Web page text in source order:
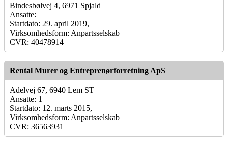
Bindesbølvej 4, 6971 Spjald
Ansatte:
Startdato: 29. april 2019,
Virksomhedsform: Anpartsselskab
CVR: 40478914
Rental Murer og Entreprenørforretning ApS
Adelvej 67, 6940 Lem ST
Ansatte: 1
Startdato: 12. marts 2015,
Virksomhedsform: Anpartsselskab
CVR: 36563931